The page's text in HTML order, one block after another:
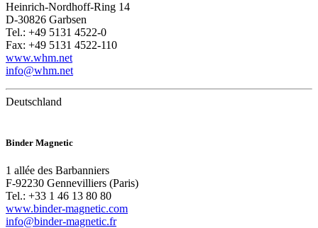
Heinrich-Nordhoff-Ring 14
D-30826 Garbsen
Tel.: +49 5131 4522-0
Fax: +49 5131 4522-110
www.whm.net
info@whm.net
Deutschland
Binder Magnetic
1 allée des Barbanniers
F-92230 Gennevilliers (Paris)
Tel.: +33 1 46 13 80 80
www.binder-magnetic.com
info@binder-magnetic.fr